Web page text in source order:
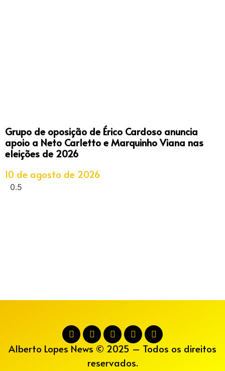
Grupo de oposição de Érico Cardoso anuncia
apoio a Neto Carletto e Marquinho Viana nas
eleições de 2026
10 de agosto de 2026
Alberto Lopes News © 2025 – Todos os direitos
reservados.